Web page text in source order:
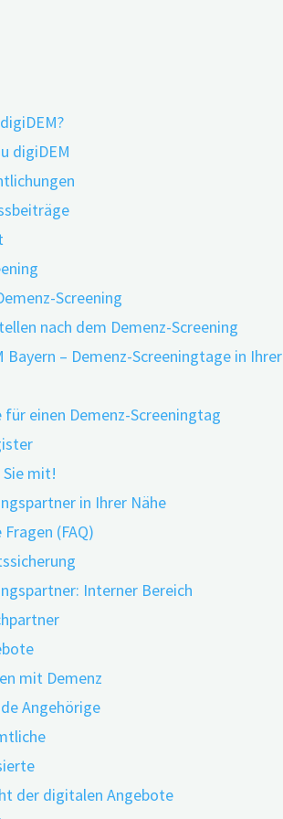
digiDEM
Screening
nach dem Demenz-Screening
Bayern – Demenz-Screeningtage in Ihrer
einen Demenz-Screeningtag
Sie mit!
in Ihrer Nähe
(FAQ)
Interner Bereich
mit Demenz
Angehörige
der digitalen Angebote
Demenzfrüherkennung
mit Hilfe
ist eine spezielle Art der maschinellen
Werden auf diese Weise zum
Sprachaufnahmen
sich aus den vorhandenen Daten
und Prognosen stellen. Eine Studie
kommt in Punkto
zu interessanten Ergebnissen.